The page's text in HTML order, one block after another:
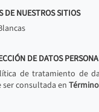
DE NUESTROS SITIOS
DE DATOS
de tratamiento de
ser consultada en